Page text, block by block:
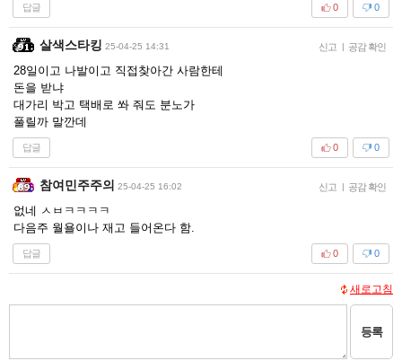
답글 0
0
살색스타킹 25-04-25 14:31 신고 | 공감 확인
28일이고 나발이고 직접찾아간 사람한테
돈을 받냐
대가리 박고 택배로 쏴 줘도 분노가
풀릴까 말깐데
답글 0
0
참여민주주의 25-04-25 16:02 신고 | 공감 확인
없네 ㅅㅂㅋㅋㅋㅋ
다음주 월욜이나 재고 들어온다 함.
답글 0
0
새로고침
등록